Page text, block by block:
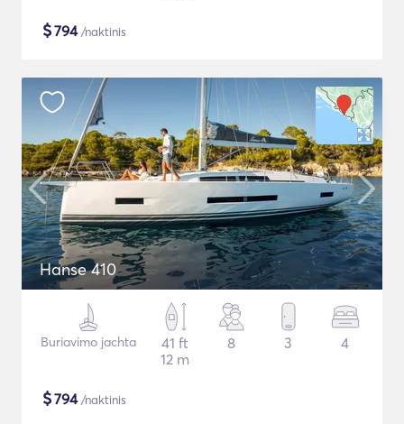
$794/naktinis
Hanse 410
Buriavimo jachta
41 ft
12 m
8 3 4
$794/naktinis